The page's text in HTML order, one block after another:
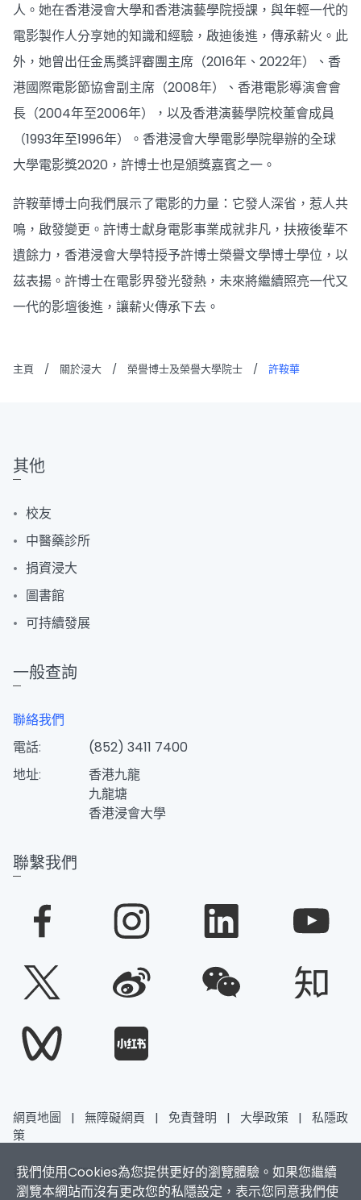
人。她在香港浸會大學和香港演藝學院授課，與年輕一代的
電影製作人分享她的知識和經驗，啟迪後進，傳承薪火。此
外，她曾出任金馬獎評審團主席（2016年、2022年）、香
港國際電影節協會副主席（2008年）、香港電影導演會會
長（2004年至2006年），以及香港演藝學院校董會成員
（1993年至1996年）。香港浸會大學電影學院舉辦的全球
大學電影獎2020，許博士也是頒獎嘉賓之一。
許鞍華博士向我們展示了電影的力量：它發人深省，惹人共
鳴，啟發變更。許博士獻身電影事業成就非凡，扶掖後輩不
遺餘力，香港浸會大學特授予許博士榮譽文學博士學位，以
茲表揚。許博士在電影界發光發熱，未來將繼續照亮一代又
一代的影壇後進，讓薪火傳承下去。
主頁 / 關於浸大 / 榮譽博士及榮譽大學院士 / 許鞍華
我們使用Cookies為您提供更好的瀏覽體驗。如果您繼續
瀏覽本網站而沒有更改您的私隱設定，表示您同意我們使
其他
校友
中醫藥診所
捐資浸大
圖書館
可持續發展
一般查詢
聯絡我們
電話:
(852) 3411 7400
地址:
香港九龍
九龍塘
香港浸會大學
聯繫我們
網頁地圖 | 無障礙網頁 | 免責聲明 | 大學政策 |
私隱政
策
香港浸會大學 版權所有 © 2026